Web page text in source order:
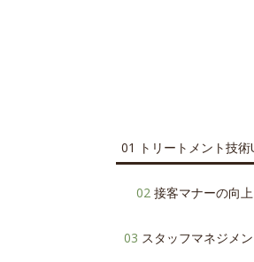
01 トリートメント技術
02接客マナーの向上
03 スタッフマネジメン